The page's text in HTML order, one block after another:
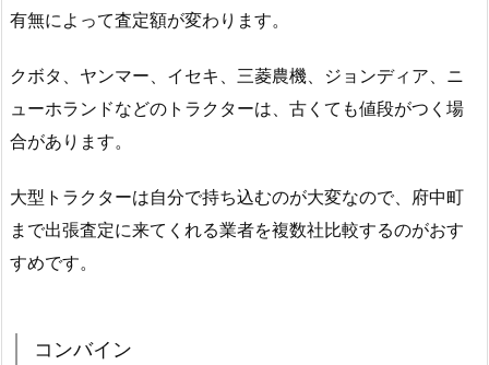
有無によって査定額が変わります。
クボタ、ヤンマー、イセキ、三菱農機、ジョンディア、ニ
ューホランドなどのトラクターは、古くても値段がつく場
合があります。
大型トラクターは自分で持ち込むのが大変なので、府中町
まで出張査定に来てくれる業者を複数社比較するのがおす
すめです。
コンバイン